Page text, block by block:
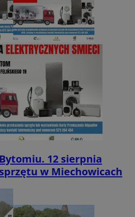
12 sierpnia
w Miechowicach